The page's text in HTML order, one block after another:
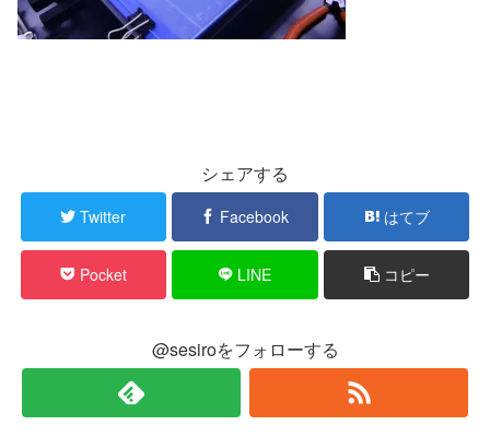
シェアする
Twitter Facebook はてブ
Pocket LINE コピー
@sesiroをフォローする